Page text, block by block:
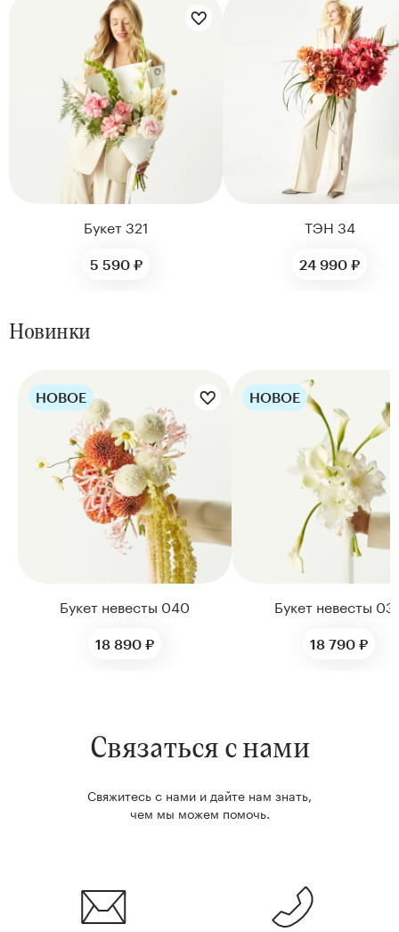
Цветы букета:
Букет 321
5 590 ₽
Цветы букета:
ТЭН 34
24 990 ₽
Новинки
Цветы букета:
НОВОЕ
Букет невесты 040
18 890 ₽
Цветы букета:
НОВОЕ
Букет невесты
18 790 ₽
Связаться с нами
Свяжитесь с нами и дайте нам знать,
чем мы можем помочь.